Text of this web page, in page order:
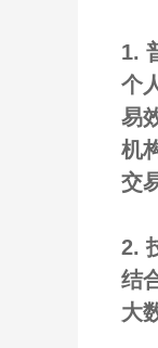
1.
个
易
机
交
2.
结
大